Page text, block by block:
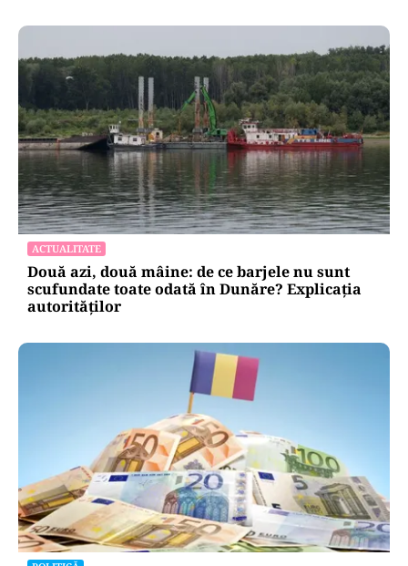
ACTUALITATE
Două azi, două mâine: de ce barjele nu sunt
scufundate toate odată în Dunăre? Explicația
autorităților